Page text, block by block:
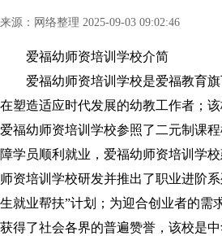
来源：网络整理 2025-09-03 09:02:46
爱福幼师资培训学校介简
爱福幼师资培训学校是爱福教育
在塑造适应时代发展的幼教工作者；
爱福幼师资培训学校参照了二元制课
障学员顺利就业，爱福幼师资培训学
师资培训学校研发并推出了职业进阶
生就业帮扶”计划；为迎合创业者的需
获得了社会各界的普遍赞誉，该校是